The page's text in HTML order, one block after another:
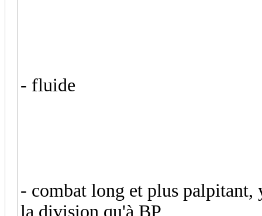
- fluide
- combat long et plus palpitant,
la division qu'à BP